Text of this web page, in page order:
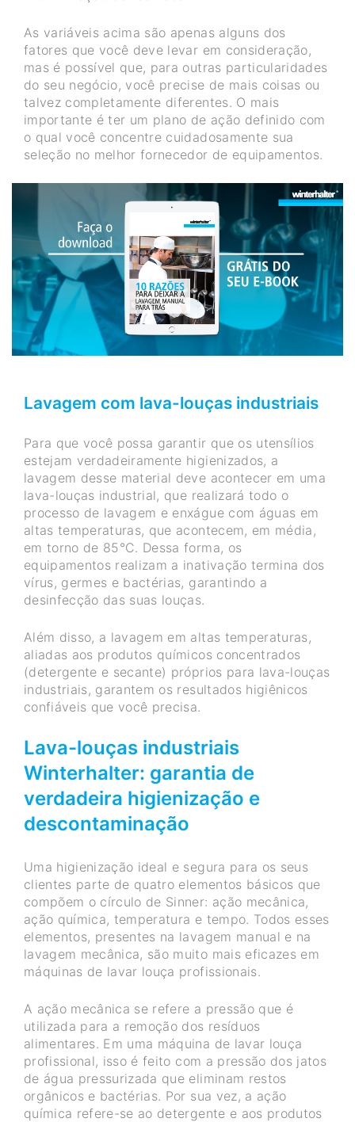
As variáveis acima são apenas alguns dos
fatores que você deve levar em consideração,
mas é possível que, para outras particularidades
do seu negócio, você precise de mais coisas ou
talvez completamente diferentes. O mais
importante é ter um plano de ação definido com
o qual você concentre cuidadosamente sua
seleção no melhor fornecedor de equipamentos.
Lavagem com lava-louças industriais
Para que você possa garantir que os utensílios
estejam verdadeiramente higienizados, a
lavagem desse material deve acontecer em uma
lava-louças industrial, que realizará todo o
processo de lavagem e enxágue com águas em
altas temperaturas, que acontecem, em média,
em torno de 85°C. Dessa forma, os
equipamentos realizam a inativação termina dos
vírus, germes e bactérias, garantindo a
desinfecção das suas louças.
Além disso, a lavagem em altas temperaturas,
aliadas aos produtos químicos concentrados
(detergente e secante) próprios para lava-louças
industriais, garantem os resultados higiênicos
confiáveis que você precisa.
Lava-louças industriais
Winterhalter: garantia de
verdadeira higienização e
descontaminação
Uma higienização ideal e segura para os seus
clientes parte de quatro elementos básicos que
compõem o círculo de Sinner: ação mecânica,
ação química, temperatura e tempo. Todos esses
elementos, presentes na lavagem manual e na
lavagem mecânica, são muito mais eficazes em
máquinas de lavar louça profissionais.
A ação mecânica se refere a pressão que é
utilizada para a remoção dos resíduos
alimentares. Em uma máquina de lavar louça
profissional, isso é feito com a pressão dos jatos
de água pressurizada que eliminam restos
orgânicos e bactérias. Por sua vez, a ação
química refere-se ao detergente e aos produtos